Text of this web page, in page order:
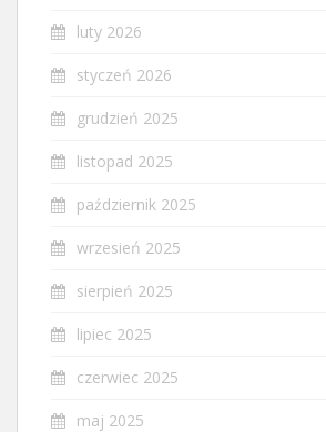
luty 2026
styczeń 2026
grudzień 2025
listopad 2025
październik 2025
wrzesień 2025
sierpień 2025
lipiec 2025
czerwiec 2025
maj 2025